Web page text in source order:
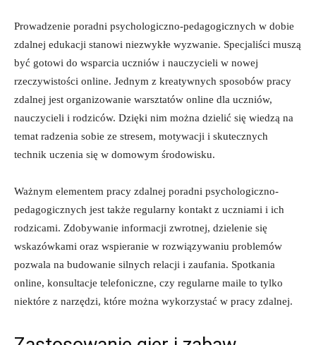
Prowadzenie ⁢poradni psychologiczno-pedagogicznych w dobie
zdalnej edukacji stanowi ⁤niezwykłe‍ wyzwanie. Specjaliści muszą
być ‌gotowi do wsparcia uczniów i nauczycieli w nowej
rzeczywistości online. Jednym ‌z kreatywnych sposobów pracy
zdalnej jest ‌organizowanie warsztatów online⁣ dla uczniów,
nauczycieli ‍i rodziców. Dzięki nim można ‍dzielić się wiedzą ‌na
temat radzenia‌ sobie ⁣ze stresem, motywacji ​i ​skutecznych
technik⁤ uczenia się w domowym ‍środowisku.
Ważnym elementem pracy⁤ zdalnej poradni ⁣psychologiczno-
pedagogicznych jest ​także regularny kontakt z​ uczniami ‍i ich
‍rodzicami.⁢ Zdobywanie informacji‍ zwrotnej, dzielenie się
wskazówkami oraz wspieranie w ⁢rozwiązywaniu ⁣problemów
pozwala‍ na budowanie ‍silnych⁣ relacji i⁢ zaufania. Spotkania
online, konsultacje telefoniczne, ‌czy ⁣regularne ‌maile to​ tylko
niektóre z narzędzi,⁤ które ⁣można wykorzystać w pracy‍ zdalnej.